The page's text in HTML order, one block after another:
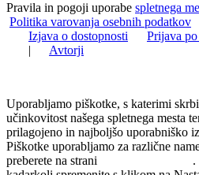
Pravila in pogoji uporabe spletnega
Politika varovanja osebnih podatkov
Izjava o dostopnosti
Prijava
|
Avtorji
Uporabljamo piškotke, s katerimi
učinkovitost našega spletnega mesta
prilagojeno in najboljšo uporabniško
Piškotke uporabljamo za različne
preberete na strani
.